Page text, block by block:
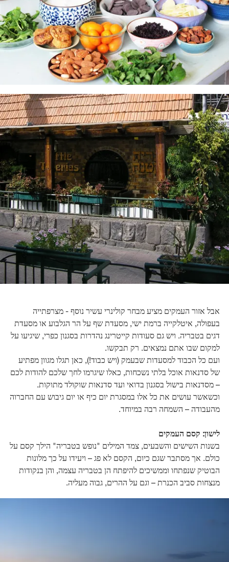
אבל אזור העמקים מציע מבחר קולינרי עשיר נוסף - מצרפתייה
בעפולה, איטלקייה ברמת ישי, מסעדת שף על הר הגלבוע או מסעדת
דגים בטבריה. ויש גם סעודות קייטרינג נהדרות בסגנון כפרי, שיגיעו על
למקום שבו אתם נמצאים. רק תבקשו.
ועם כל הכבוד למסעדות שבעמק (ויש כבוד!), כאן תגלו מגוון מפתיע
של סדנאות אוכל בלתי נשכחות, כאלו שיגרמו לחך שלכם להודות לכם
– מסדנאות בישול בסגנון בדואי ועד סדנאות שוקולד מתוקות.
וכשאשר עושים את כל אלו במסגרת יום כיף או יום גיבוש עם החברוה
מהעבודה – השמחה רבה במיוחד.
לישון: קסם העמקים
בשנות השישים והשבעים, צמד המילים "נופש בטבריה" הילך קסם על
כולם. אך מסתבר שגם כיום, הקסם לא פג – ויעידו על כך מלונות
הבוטיק שנפתחו וממשיכים להיפתח הן בטבריה עצמה, והן בנקודות
מנצחות סביב הכנרת – וגם על ההרים, גבוה מעליה.